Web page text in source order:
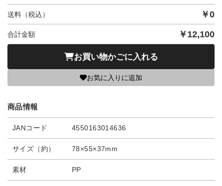
送料（税込） ￥0
合計金額 ￥ 12,100
お買い物かごに入れる
お気に入りに追加
商品情報
JANコード 4550163014636
サイズ（約） 78×55×37mm
素材 PP